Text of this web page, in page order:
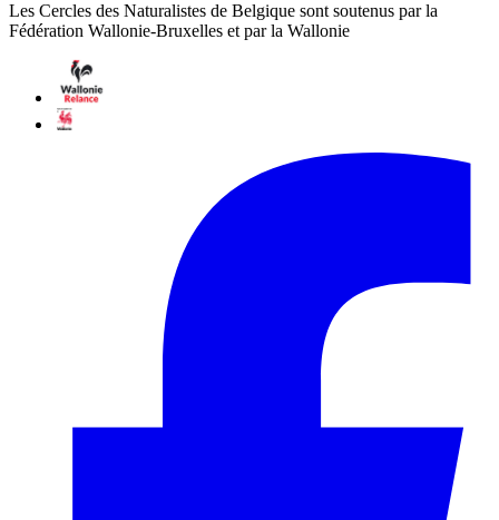
Les Cercles des Naturalistes de Belgique sont soutenus par la
Fédération Wallonie-Bruxelles et par la Wallonie